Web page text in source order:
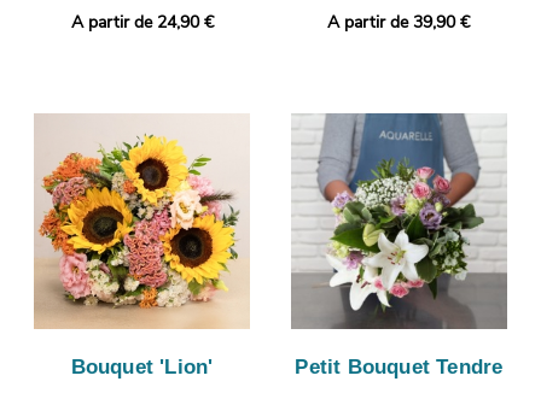
A partir de 24,90 € A partir de 39,90 €
Bouquet 'Lion' Petit Bouquet Tendre